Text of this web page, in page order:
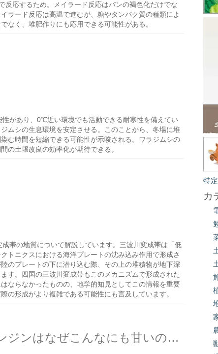
応するため。メイラード反応はパンの褐色化だけでな
ラード反応は高温で進むが、糖やタンパク質の種類によ
なく、堆肥作りにも応用できる可能性がある。
があり、0℃近い環境でも活動できる耐寒性を備えてい
ムシの生息環境を安定させる。このことから、冬場に堆
む時間を短縮できる可能性が示唆される。ワラジムシの
の土壌改良の効率化が期待できる。
帯の地質について解説しています。三波川変成帯は「低
トニクスにおける海洋プレートの沈み込み作用で形成さ
のプレートの下に潜り込む際、その上の堆積物が地下深
す。四国の三波川変成帯もこのメカニズムで形成された
ならなかったものの、地学的知見としてこの情報を重要
の形成がより複雑である可能性にも言及しています。
揚げたニンジン、焼いたニンジンはなぜこんなにも甘いのだろう？
特
カ